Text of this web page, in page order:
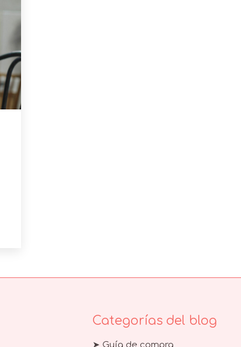
Categorías del blog
➤ Guía de compra